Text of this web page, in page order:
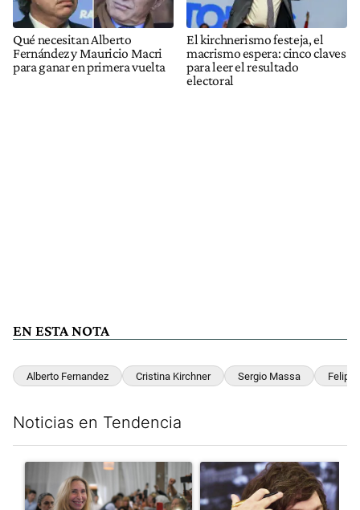
Qué necesitan Alberto
Fernández y Mauricio Macri
para ganar en primera vuelta
El kirchnerismo festeja, el
macrismo espera: cinco claves
para leer el resultado
electoral
EN ESTA NOTA
Alberto Fernandez Cristina Kirchner Sergio Massa Felipe
Noticias en Tendencia
Un artículo de tendencia con el título "Karina Milei vuelve al
Un artículo de tendencia con